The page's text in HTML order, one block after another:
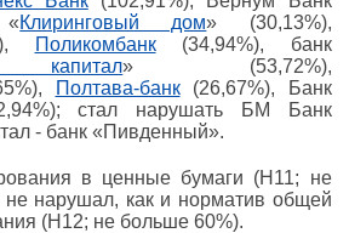
«Клиринговый дом» (30,13%),
Поликомбанк(34,94%), банк
капитал» (53,72%),
Полтава-банк(26,67%), Банк
стал нарушать БМ Банк
- банк «Пивденный».
в ценные бумаги (Н11; не
не нарушал, как и норматив общей
(Н12; не больше 60%).